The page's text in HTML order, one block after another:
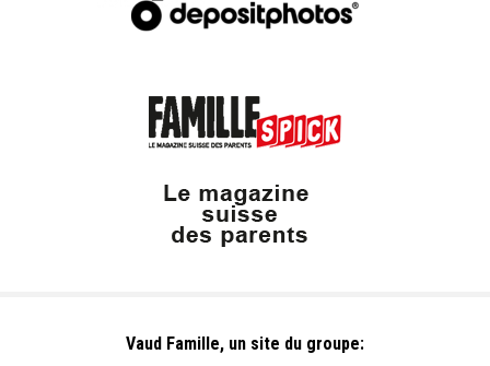
Vaud Famille, un site du groupe: